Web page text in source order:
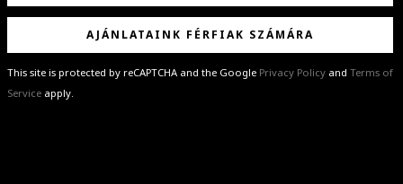
AJÁNLATAINK FÉRFIAK SZÁMÁRA
This site is protected by reCAPTCHA and the Google Privacy Policy and Terms of
Service apply.